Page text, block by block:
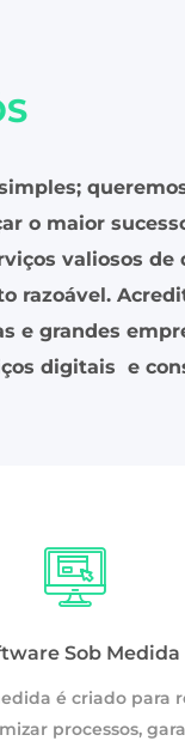
o maior
valiosos de
razoável.
e grandes
digitais e
Sob Medida
é criado para
processos,